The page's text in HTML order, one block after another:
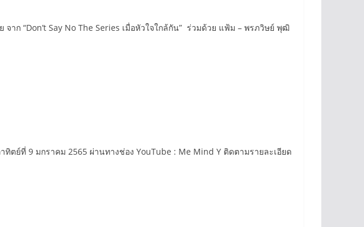
ก “Don’t Say No The Series เมื่อหัวใจใกล้กัน” ร่วมด้วย แฟ้ม – พรภวิษย์ พุฒิ
ตย์ที่ 9 มกราคม 2565 ผ่านทางช่อง YouTube : Me Mind Y ติดตามรายละเอียด